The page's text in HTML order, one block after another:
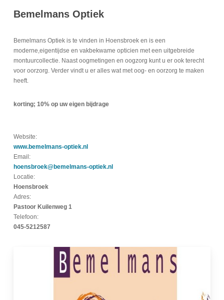
Bemelmans Optiek
Bemelmans Optiek is te vinden in Hoensbroek en is een
moderne,eigentijdse en vakbekwame opticien met een uitgebreide
montuurcollectie. Naast oogmetingen en oogzorg kunt u er ook terecht
voor oorzorg. Verder vindt u er alles wat met oog- en oorzorg te maken
heeft.
korting; 10% op uw eigen bijdrage
Website:
www.bemelmans-optiek.nl
Email:
hoensbroek@bemelmans-optiek.nl
Locatie:
Hoensbroek
Adres:
Pastoor Kuilenweg 1
Telefoon:
045-5212587